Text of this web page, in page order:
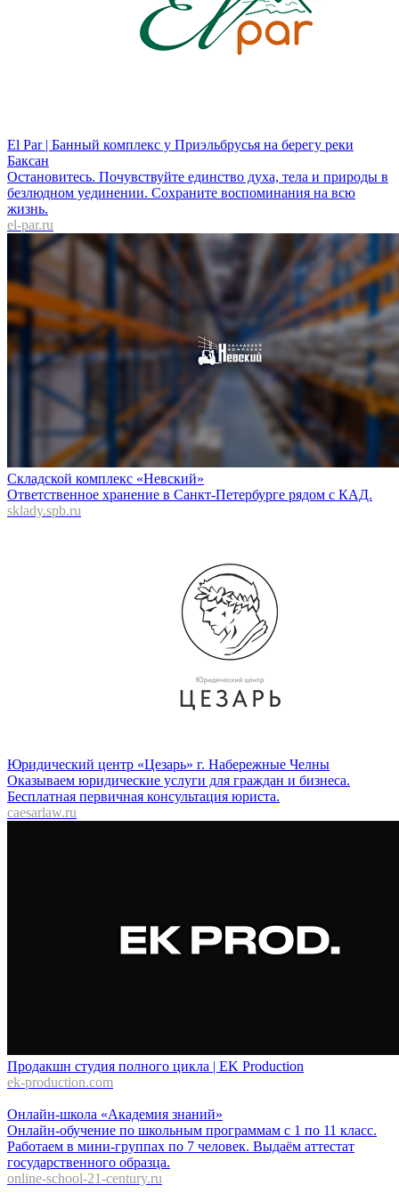
El Par | Банный комплекс у Приэльбрусья на берегу реки
Баксан
Остановитесь. Почувствуйте единство духа, тела и природы в
безлюдном уединении. Сохраните воспоминания на всю
жизнь.
el-par.ru
Складской комплекс «Невский»
Ответственное хранение в Санкт-Петербурге рядом с КАД.
sklady.spb.ru
Юридический центр «Цезарь» г. Набережные Челны
Оказываем юридические услуги для граждан и бизнеса.
Бесплатная первичная консультация юриста.
caesarlaw.ru
Продакшн студия полного цикла | EK Production
ek-production.com
Онлайн-школа «Академия знаний»
Онлайн-обучение по школьным программам с 1 по 11 класс.
Работаем в мини-группах по 7 человек. Выдаём аттестат
государственного образца.
online-school-21-century.ru